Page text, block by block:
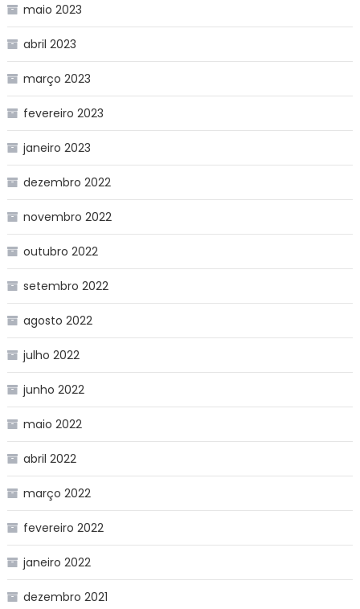
maio 2023
abril 2023
março 2023
fevereiro 2023
janeiro 2023
dezembro 2022
novembro 2022
outubro 2022
setembro 2022
agosto 2022
julho 2022
junho 2022
maio 2022
abril 2022
março 2022
fevereiro 2022
janeiro 2022
dezembro 2021